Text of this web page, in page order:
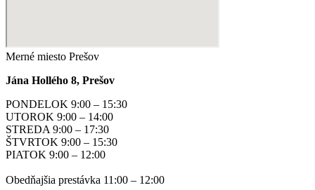
Merné miesto Prešov
Jána Hollého 8, Prešov
PONDELOK 9:00 – 15:30
UTOROK 9:00 – 14:00
STREDA 9:00 – 17:30
ŠTVRTOK 9:00 – 15:30
PIATOK 9:00 – 12:00
Obedňajšia prestávka 11:00 – 12:00